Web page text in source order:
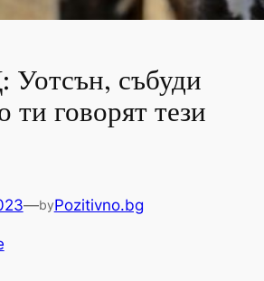
събуди
ти говорят тези
—byPozitivno.bg